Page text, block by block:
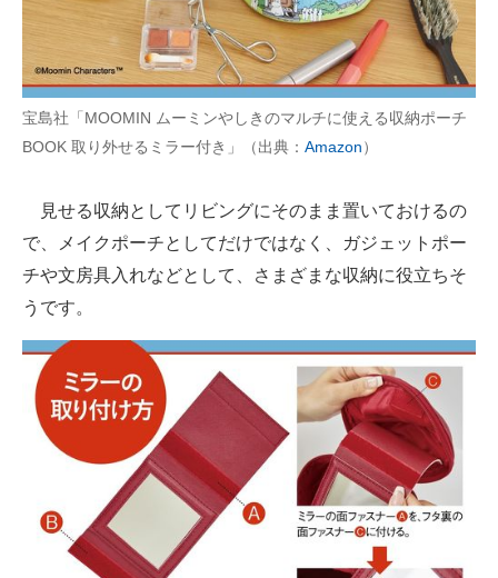
宝島社「MOOMIN ムーミンやしきのマルチに使える収納ポーチ
BOOK 取り外せるミラー付き」（出典： Amazon）
見せる収納としてリビングにそのまま置いておけるの
で、メイクポーチとしてだけではなく、ガジェットポー
チや文房具入れなどとして、さまざまな収納に役立ちそ
うです。